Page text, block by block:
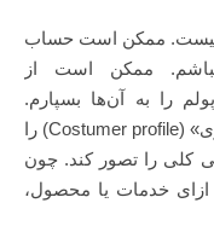
نیست. ممکن است حساب
ممکن است از
را به آن‌ها بسپارم.
زمانی که بانکی بخواهد «پروفایل مشتری» (Costumer profile) را
کلی را تصور کند. چون
خدمات یا محصول،